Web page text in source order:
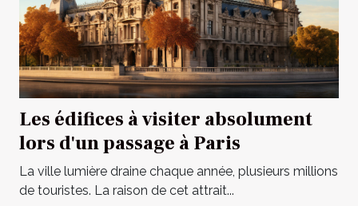
Les édifices à visiter absolument
lors d'un passage à Paris
La ville lumière draine chaque année, plusieurs millions
de touristes. La raison de cet attrait...